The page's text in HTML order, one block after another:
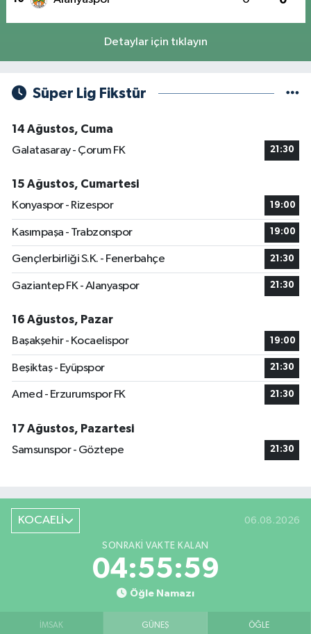
Detaylar için tıklayın
Süper Lig Fikstür
14 Ağustos, Cuma
Galatasaray - Çorum FK
21:30
15 Ağustos, Cumartesi
Konyaspor - Rizespor
19:00
Kasımpaşa - Trabzonspor 19:00
Gençlerbirliği S.K. - Fenerbahçe 21:30
Gaziantep FK - Alanyaspor 21:30
16 Ağustos, Pazar
Başakşehir - Kocaelispor
19:00
Beşiktaş - Eyüpspor 21:30
Amed - Erzurumspor FK 21:30
17 Ağustos, Pazartesi
Samsunspor - Göztepe
21:30
KOCAELİ 06.08.2026
SONRAKI VAKTE KALAN
04:55:58
Öğle Namazı
İMSAK GÜNEŞ ÖĞLE